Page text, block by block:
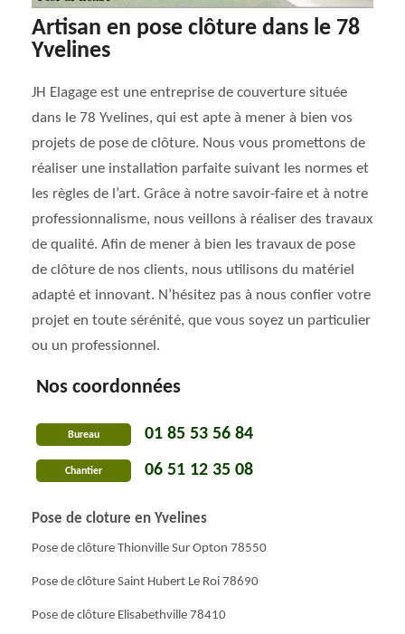
Artisan en pose clôture dans le 78
Yvelines
JH Elagage est une entreprise de couverture située
dans le 78 Yvelines, qui est apte à mener à bien vos
projets de pose de clôture. Nous vous promettons de
réaliser une installation parfaite suivant les normes et
les règles de l’art. Grâce à notre savoir-faire et à notre
professionnalisme, nous veillons à réaliser des travaux
de qualité. Afin de mener à bien les travaux de pose
de clôture de nos clients, nous utilisons du matériel
adapté et innovant. N’hésitez pas à nous confier votre
projet en toute sérénité, que vous soyez un particulier
ou un professionnel.
Nos coordonnées
Bureau 01 85 53 56 84
Chantier 06 51 12 35 08
Pose de cloture en Yvelines
Pose de clôture Thionville Sur Opton 78550
Pose de clôture Saint Hubert Le Roi 78690
Pose de clôture Elisabethville 78410